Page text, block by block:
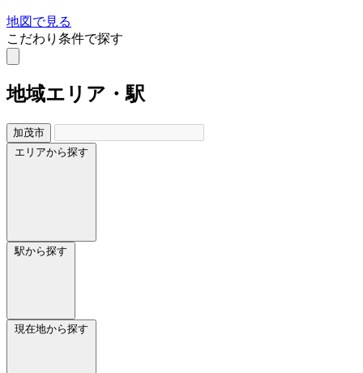
地図で見る
こだわり条件で探す
地域エリア・駅
加茂市
エリアから探す
駅から探す
現在地から探す